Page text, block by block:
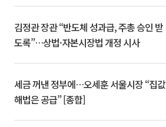
김정관 장관 “반도체 성과급, 주총 승인 받
도록”…상법·자본시장법 개정 시사
세금 꺼낸 정부에…오세훈 서울시장 “집값
해법은 공급” [종합]